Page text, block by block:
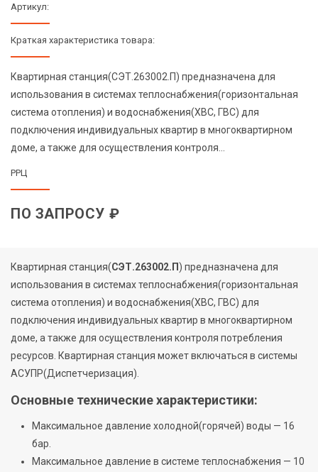
Артикул:
Краткая характеристика товара:
Квартирная станция(СЭТ.263002.П) предназначена для
использования в системах теплоснабжения(горизонтальная
система отопления) и водоснабжения(ХВС, ГВС) для
подключения индивидуальных квартир в многоквартирном
доме, а также для осуществления контроля...
РРЦ
ПО ЗАПРОСУ ₽
Квартирная станция(СЭТ.263002.П ) предназначена для
использования в системах теплоснабжения(горизонтальная
система отопления) и водоснабжения(ХВС, ГВС) для
подключения индивидуальных квартир в многоквартирном
доме, а также для осуществления контроля потребления
ресурсов. Квартирная станция может включаться в системы
АСУПР(Диспетчеризация).
Основные технические характеристики:
Максимальное давление холодной(горячей) воды — 16
бар.
Максимальное давление в системе теплоснабжения — 10